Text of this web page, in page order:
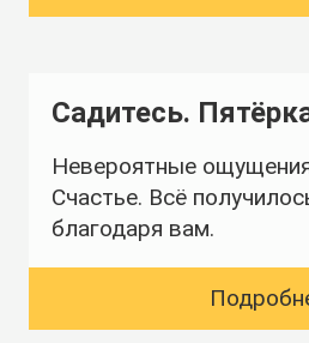
Садитесь.
Невероятные
Счастье. Всё
благодаря вам.